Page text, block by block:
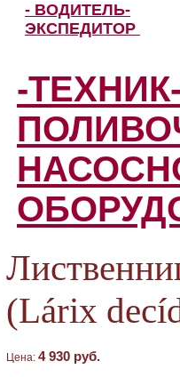
- ВОДИТЕЛЬ-
ЭКСПЕДИТОР
-
(Lárix
Цена: 4 930 руб.